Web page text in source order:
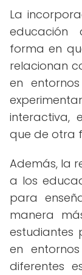
La
educación
forma en
relacionan
en
interactiva,
que de otra
Además, la
a los
para
manera
estudiantes
en
diferentes